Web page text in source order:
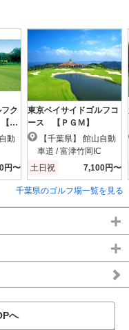
ク
Ｐ
円〜
東京ベイサイドゴルフコ
ース 【ＰＧＭ】
車道 / 富津竹岡IC
土日祝
7,100円〜
千葉県のゴルフ場一覧を見る
へ